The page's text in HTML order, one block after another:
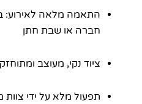
התאמה מלאה לאירוע:
חברה או שבת חתן
ציוד נקי, מעוצב
תפעול מלא על ידי צוות